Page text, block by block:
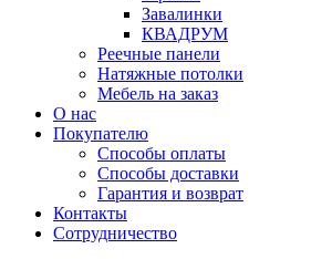
Завалинки
КВАДРУМ
Реечные панели
Натяжные потолки
Мебель на заказ
О нас
Покупателю
Способы оплаты
Способы доставки
Гарантия и возврат
Контакты
Сотрудничество